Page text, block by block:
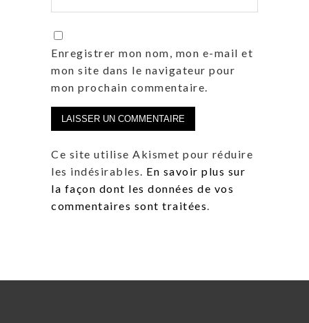
Enregistrer mon nom, mon e-mail et
mon site dans le navigateur pour
mon prochain commentaire.
Ce site utilise Akismet pour réduire
les indésirables. En savoir plus sur
la façon dont les données de vos
commentaires sont traitées.